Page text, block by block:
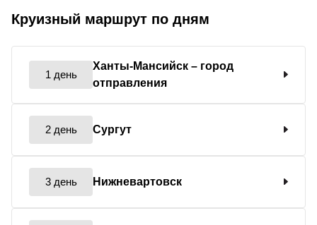
Круизный маршрут по дням
1 день
Ханты-Мансийск – город
отправления
2 день Сургут
3 день Нижневартовск